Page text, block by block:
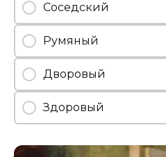
Соседский
Румяный
Дворовый
Здоровый